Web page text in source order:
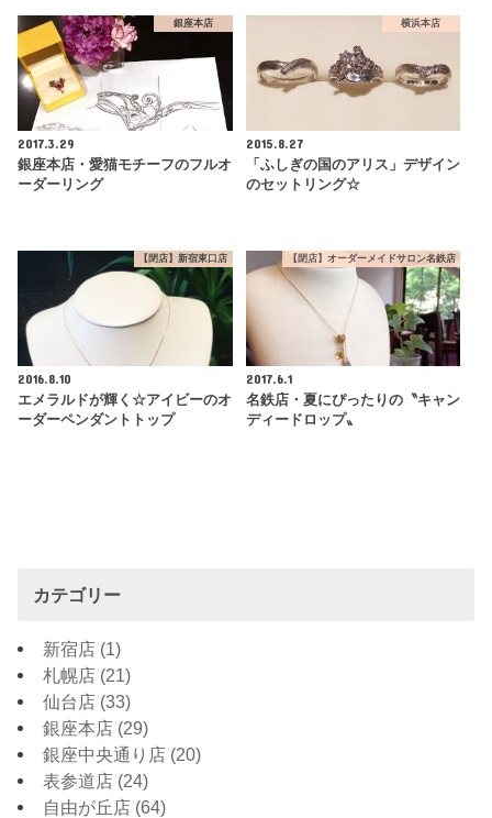
銀座本店
2017.3.29
銀座本店・愛猫モチーフのフルオ
ーダーリング
横浜本店
2015.8.27
「ふしぎの国のアリス」デザイン
のセットリング☆
【閉店】新宿東口店
2016.8.10
エメラルドが輝く☆アイビーのオ
ーダーペンダントトップ
【閉店】オーダーメイドサロン名鉄店
2017.6.1
名鉄店・夏にぴったりの〝キャン
ディードロップ〟
カテゴリー
新宿店 (1)
札幌店 (21)
仙台店 (33)
銀座本店 (29)
銀座中央通り店 (20)
表参道店 (24)
自由が丘店 (64)